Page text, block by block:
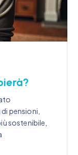
pensioni,
sostenibile,